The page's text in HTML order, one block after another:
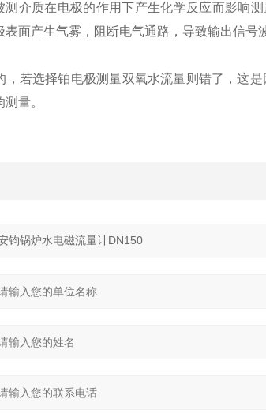
测介质在电极的作用下产生化学反应而影响
面产生气雾，阻断电气通路，导致输出信号
，若选择铂电极测量双氧水流量则错了，这
量。